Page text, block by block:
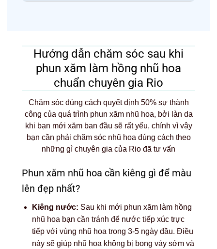
Hướng dẫn chăm sóc sau khi
phun xăm làm hồng nhũ hoa
chuẩn chuyên gia Rio
Chăm sóc đúng cách quyết định 50% sự thành
công của quá trình phun xăm nhũ hoa, bởi làn da
khi bạn mới xăm ban đầu sẽ rất yếu, chính vì vậy
bạn cần phải chăm sóc nhũ hoa đúng cách theo
những gì chuyên gia của Rio đã tư vấn
Phun xăm nhũ hoa cần kiêng gì để màu
lên đẹp nhất?
Kiêng nước: Sau khi mới phun xăm làm hồng
nhũ hoa bạn cần tránh để nước tiếp xúc trực
tiếp với vùng nhũ hoa trong 3-5 ngày đầu. Điều
này sẽ giúp nhũ hoa không bị bong vảy sớm và